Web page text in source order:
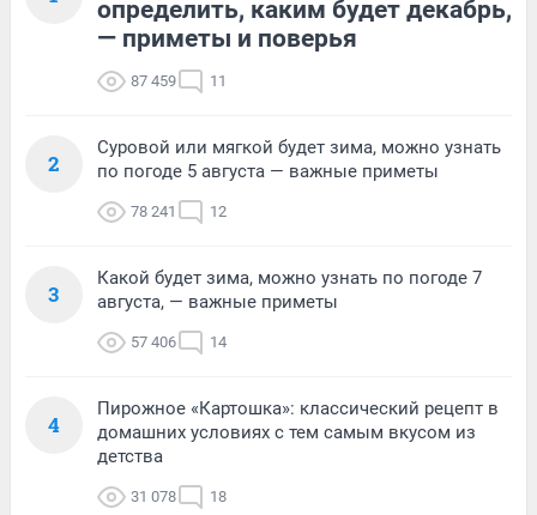
определить, каким будет декабрь,
— приметы и поверья
87 459 11
2
Суровой или мягкой будет зима, можно узнать
по погоде 5 августа — важные приметы
78 241 12
3
Какой будет зима, можно узнать по погоде 7
августа, — важные приметы
57 406 14
4
Пирожное «Картошка»: классический рецепт в
домашних условиях с тем самым вкусом из
детства
31 078 18